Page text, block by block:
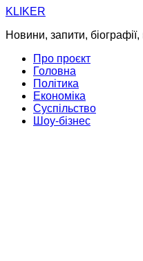
Skip
content
KLIKER
Новини, запити, біографії,
Про проєкт
Головна
Політика
Економіка
Суспільство
Шоу-бізнес